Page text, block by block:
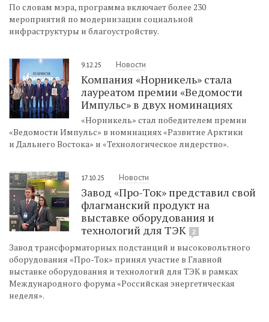
По словам мэра, программа включает более 230
мероприятий по модернизации социальной
инфраструктуры и благоустройству.
9.12.25 Новости
Компания «Норникель» стала
лауреатом премии «Ведомости
Импульс» в двух номинациях
«Норникель» стал победителем премии
«Ведомости Импульс» в номинациях «Развитие Арктики
и Дальнего Востока» и «Технологическое лидерство».
17.10.25 Новости
Завод «Про-Ток» представил свой
флагманский продукт на
выставке оборудования и
технологий для ТЭК
2
Завод трансформаторных подстанций и высоковольтного
оборудования «Про-Ток» принял участие в Главной
выставке оборудования и технологий для ТЭК в рамках
Международного форума «Российская энергетическая
неделя».